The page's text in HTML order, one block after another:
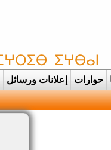
حوارات إعلانات ورسائل